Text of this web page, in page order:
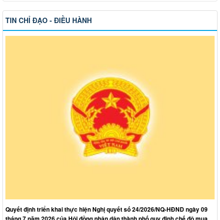
TIN CHỈ ĐẠO - ĐIỀU HÀNH
Quyết định triển khai thực hiện Nghị quyết số 24/2026/NQ-HĐND ngày 09